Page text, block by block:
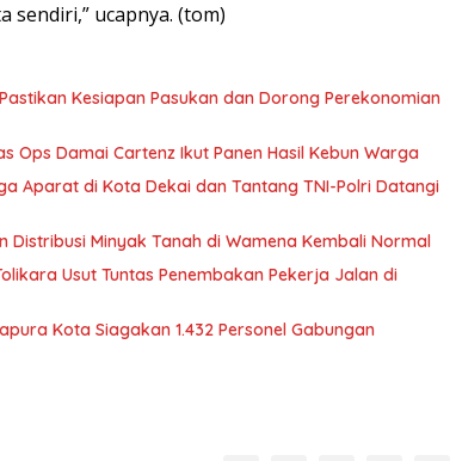
sendiri,” ucapnya. (tom)
Kesiapan Pasukan dan Dorong Perekonomian
Ops Damai Cartenz Ikut Panen Hasil Kebun Warga
Aparat di Kota Dekai dan Tantang TNI-Polri Datangi
Minyak Tanah di Wamena Kembali Normal
Usut Tuntas Penembakan Pekerja Jalan di
Kota Siagakan 1.432 Personel Gabungan